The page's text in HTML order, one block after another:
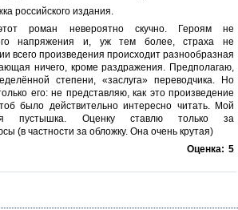
российского издания.
роман невероятно скучно. Героям не
напряжения и, уж тем более, страха не
всего произведения происходит разнообразная
ничего, кроме раздражения. Предполагаю,
степени, «заслуга» переводчика. Но
его: не представляю, как это произведение
было действительно интересно читать. Мой
пустышка. Оценку ставлю только за
(в частности за обложку. Она очень крутая)
Оценка: 5